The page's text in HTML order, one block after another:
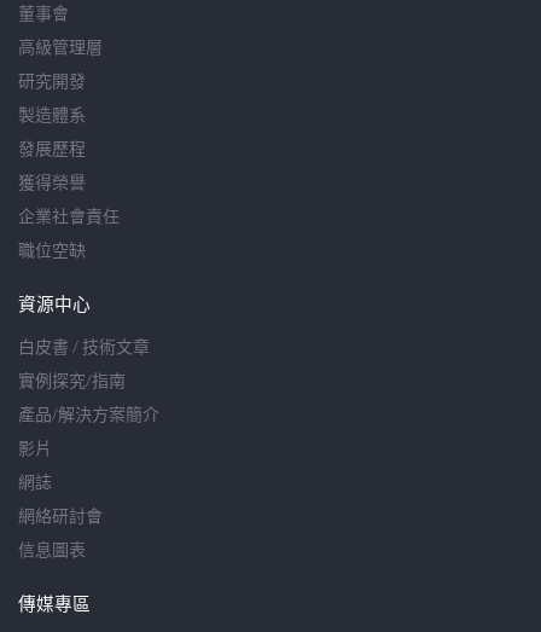
董事會
高級管理層
研究開發
製造體系
發展歷程
獲得榮譽
企業社會責任
職位空缺
資源中心
白皮書 / 技術文章
實例探究/指南
產品/解決方案簡介
影片
網誌
網絡研討會
信息圖表
傳媒專區